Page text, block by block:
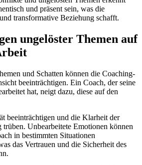
und präsent sein, was die
transformative Beziehung schafft.
ungelöster Themen auf
und Schatten können die Coaching-
beeinträchtigen. Ein Coach, der seine
hat, neigt dazu, diese auf den
beeinträchtigen und die Klarheit der
Unbearbeitete Emotionen können
in bestimmten Situationen
das Vertrauen und die Sicherheit des